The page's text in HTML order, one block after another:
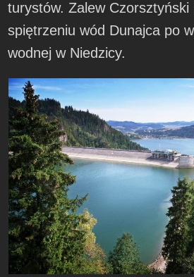
turystów. Zalew Czorsztyński
spiętrzeniu wód Dunajca po
wodnej w Niedzicy.